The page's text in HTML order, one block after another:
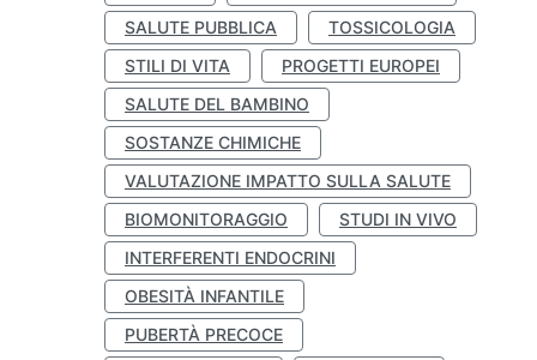
SALUTE PUBBLICA
TOSSICOLOGIA
STILI DI VITA
PROGETTI EUROPEI
SALUTE DEL BAMBINO
SOSTANZE CHIMICHE
VALUTAZIONE IMPATTO SULLA SALUTE
BIOMONITORAGGIO
STUDI IN VIVO
INTERFERENTI ENDOCRINI
OBESITÀ INFANTILE
PUBERTÀ PRECOCE